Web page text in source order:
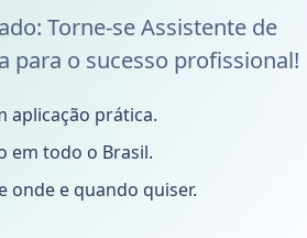
Torne-se Assistente de
para o sucesso profissional!
aplicação prática.
em todo o Brasil.
onde e quando quiser.